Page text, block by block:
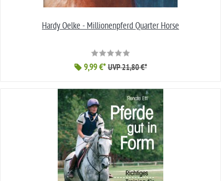
Hardy Oelke - Millionenpferd Quarter Horse
9,99 €* UVP 21,80 €*